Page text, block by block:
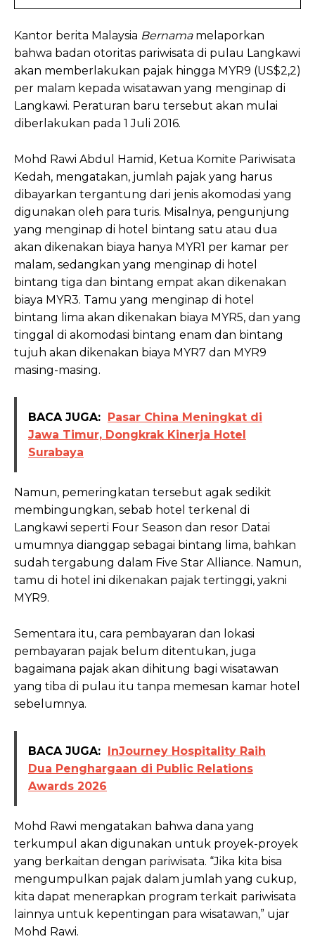
Kantor berita Malaysia Bernamamelaporkan
bahwa badan otoritas pariwisata di pulau Langkawi
akan memberlakukan pajak hingga MYR9 (US$2,2)
per malam kepada wisatawan yang menginap di
Langkawi. Peraturan baru tersebut akan mulai
diberlakukan pada 1 Juli 2016.
Mohd Rawi Abdul Hamid, Ketua Komite Pariwisata
Kedah, mengatakan, jumlah pajak yang harus
dibayarkan tergantung dari jenis akomodasi yang
digunakan oleh para turis. Misalnya, pengunjung
yang menginap di hotel bintang satu atau dua
akan dikenakan biaya hanya MYR1 per kamar per
malam, sedangkan yang menginap di hotel
bintang tiga dan bintang empat akan dikenakan
biaya MYR3. Tamu yang menginap di hotel
bintang lima akan dikenakan biaya MYR5, dan yang
tinggal di akomodasi bintang enam dan bintang
tujuh akan dikenakan biaya MYR7 dan MYR9
masing-masing.
BACA JUGA:
Pasar China Meningkat di
Jawa Timur, Dongkrak Kinerja Hotel
Surabaya
Namun, pemeringkatan tersebut agak sedikit
membingungkan, sebab hotel terkenal di
Langkawi seperti Four Season dan resor Datai
umumnya dianggap sebagai bintang lima, bahkan
sudah tergabung dalam Five Star Alliance. Namun,
tamu di hotel ini dikenakan pajak tertinggi, yakni
MYR9.
Sementara itu, cara pembayaran dan lokasi
pembayaran pajak belum ditentukan, juga
bagaimana pajak akan dihitung bagi wisatawan
yang tiba di pulau itu tanpa memesan kamar hotel
sebelumnya.
BACA JUGA:
InJourney Hospitality Raih
Dua Penghargaan di Public Relations
Awards 2026
Mohd Rawi mengatakan bahwa dana yang
terkumpul akan digunakan untuk proyek-proyek
yang berkaitan dengan pariwisata. “Jika kita bisa
mengumpulkan pajak dalam jumlah yang cukup,
kita dapat menerapkan program terkait pariwisata
lainnya untuk kepentingan para wisatawan,” ujar
Mohd Rawi.